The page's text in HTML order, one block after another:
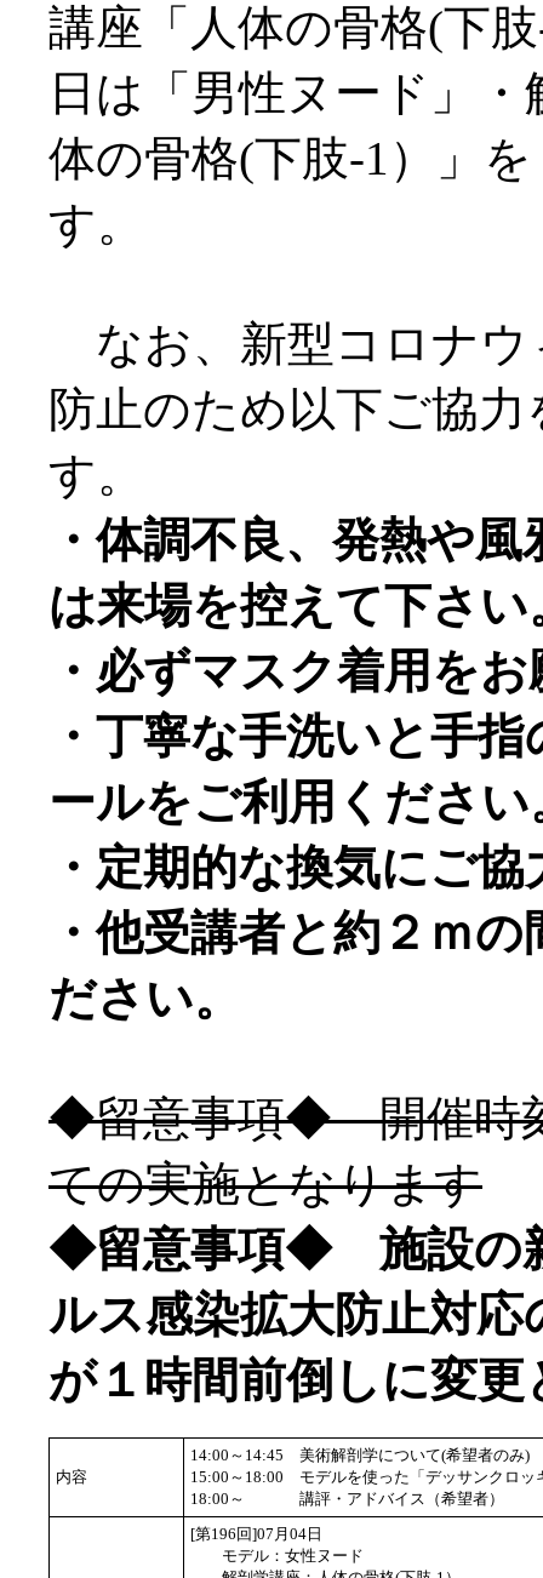
講座「人体の骨格(下
日は「男性ヌード」
体の骨格(下肢-1）」
す。
なお、新型コロナウ
防止のため以下ご協
す。
・体調不良、発熱や
は来場を控えて下さい
・必ずマスク着用を
・丁寧な手洗いと手
ールをご利用ください
・定期的な換気にご
・他受講者と約２ｍ
ださい。
◆留意事項◆ 開催時
ての実施となります
◆留意事項◆ 施設の
ルス感染拡大防止対応
が１時間前倒しに変
内容
14:00～14:45
15:00～18:00
18:00～
美術解剖学について(希望者のみ)
モデルを使った「デッサンクロッ
講評・アドバイス（希望者）
[第196回]07月04日
モデル：女性ヌード